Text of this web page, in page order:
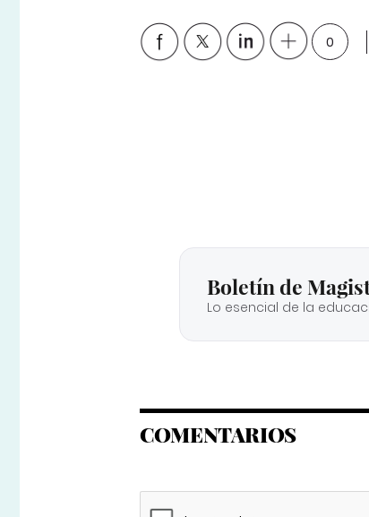
0
Boletín de
Lo esencial de la
COMENTARIOS